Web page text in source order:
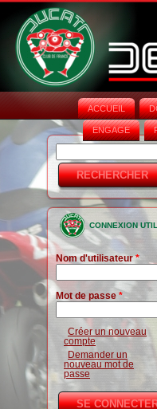
ACCUEIL
ENGAGE
Formulaire
de
recherche
CONNEXION
Nom d'utilisateur*
Mot de passe *
Créer un nouveau
compte
Demander un
nouveau mot de
passe